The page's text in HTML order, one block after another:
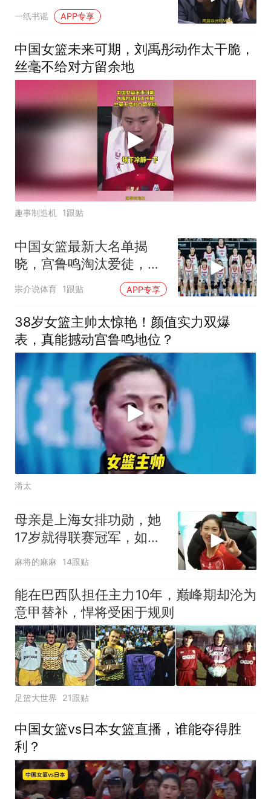
负
一纸书谣 APP专享
中国女篮未来可期，刘禹彤动作太干脆，
丝毫不给对方留余地
趣事制造机 1跟贴
中国女篮最新大名单揭
晓，宫鲁鸣淘汰爱徒，韩
旭李月汝三主力缺席
宗介说体育 1跟贴 APP专享
38岁女篮主帅太惊艳！颜值实力双爆
表，真能撼动宫鲁鸣地位？
淆太
母亲是上海女排功勋，她
17岁就得联赛冠军，如今
在国家队潜力无限
麻将的麻麻 14跟贴
能在巴西队担任主力10年，巅峰期却沦为
意甲替补，悍将受困于规则
足篮大世界 21跟贴
中国女篮vs日本女篮直播，谁能夺得胜
利？